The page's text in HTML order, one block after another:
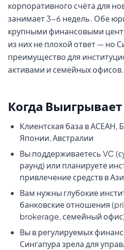
корпоративного счёта для
занимает 3-6 недель. Обе
крупными финансовыми
из них не плохой ответ — но
преимущество для
активами и семейных офисов.
Когда
Клиентская база в АСЕАН,
Японии, Австралии
Вы поддерживаетесь VC
раунд) или планируете
привлечение средств в
Вам нужны глубокие
банковские отношения
brokerage, семейный
Вы в регулируемых
Сингапура зрела для